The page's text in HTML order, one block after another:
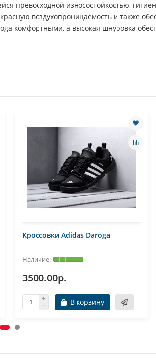
превосходной износостойкостью,
воздухопроницаемость и также
комфортными, а высокая шнуровка
Кроссовки Adidas Daroga
3500.00р.
В корзину